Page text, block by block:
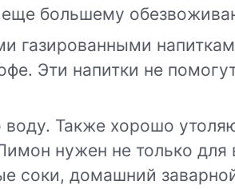
еще большему
газированными
Эти напитки не
Также хорошо
нужен не только
соки, домашний